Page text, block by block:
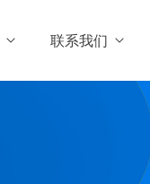
联系我们